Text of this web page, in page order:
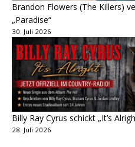
Brandon Flowers (The Killers)
„Paradise“
30. Juli 2026
Billy Ray Cyrus schickt „It’s
28. Juli 2026